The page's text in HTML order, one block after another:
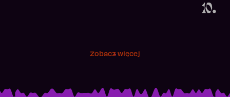
10.
Zobacz więcej